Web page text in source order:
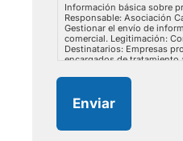
Información básica sobre
Responsable: Asociación
Gestionar el envío de
comercial. Legitimación:
Destinatarios: Empresas
encargados de tratamiento
como otros derechos como
consultar la información
protección de datos en este
Enviar